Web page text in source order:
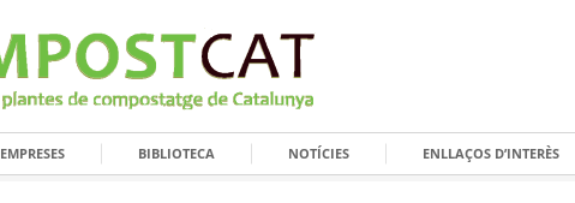
EMPRESES BIBLIOTECA NOTÍCIES ENLLAÇOS D’INTERÈS